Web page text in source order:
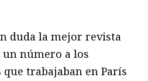
duda la mejor revista
un número a los
trabajaban en París